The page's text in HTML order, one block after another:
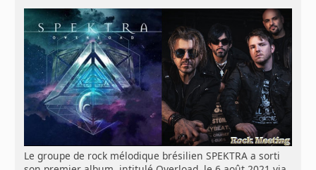
Le groupe de rock mélodique brésilien SPEKTRA a sorti